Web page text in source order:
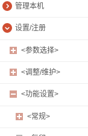
管理本机
设置/注册
<参数选择>
<调整/维护>
<功能设置>
<常规>